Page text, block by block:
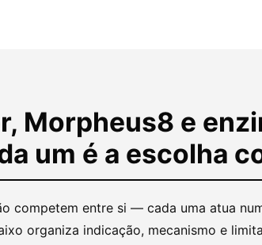
Morpheus8 e
um é a escolha
competem entre si — cada uma atua
organiza indicação, mecanismo e